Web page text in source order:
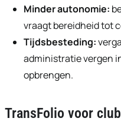
Minder autonomie:
vraagt bereidheid tot
Tijdsbesteding:
administratie vergen
opbrengen.
TransFolio voor